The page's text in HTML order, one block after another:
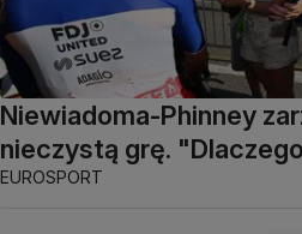
Niewiadoma-Phinney
nieczystą grę.
EUROSPORT